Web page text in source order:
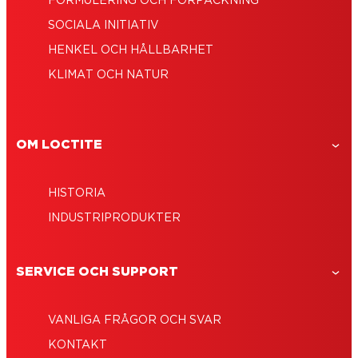
SOCIALA INITIATIV
HENKEL OCH HÅLLBARHET
KLIMAT OCH NATUR
OM LOCTITE
HISTORIA
INDUSTRIPRODUKTER
SERVICE OCH SUPPORT
VANLIGA FRÅGOR OCH SVAR
KONTAKT